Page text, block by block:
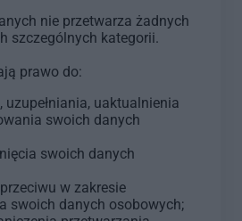
nie przetwarza żadnych
szczególnych kategorii.
prawo do:
uzupełniania, uaktualnienia
swoich danych
swoich danych
w zakresie
swoich danych osobowych;